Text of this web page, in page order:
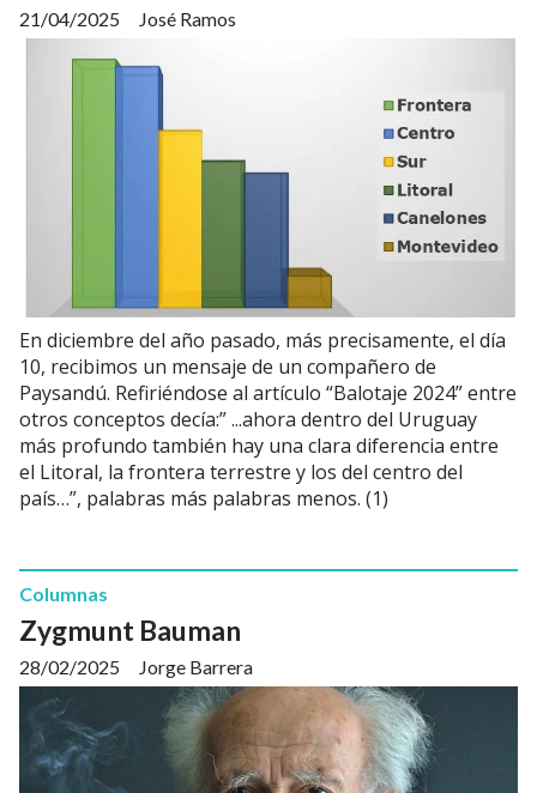
José Ramos
21/04/2025
En diciembre del año pasado, más precisamente, el día
10, recibimos un mensaje de un compañero de
Paysandú. Refiriéndose al artículo “Balotaje 2024” entre
otros conceptos decía:” ...ahora dentro del Uruguay
más profundo también hay una clara diferencia entre
el Litoral, la frontera terrestre y los del centro del
país…”, palabras más palabras menos. (1)
Zygmunt Bauman
Jorge Barrera
Columnas
28/02/2025